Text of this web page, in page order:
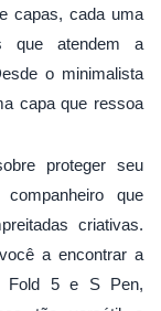
capas, cada uma
que atendem a
o minimalista
capa que ressoa
proteger seu
que
criativas.
a encontrar a
Fold 5 e S Pen,